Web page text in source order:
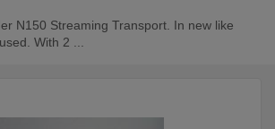
N150 Streaming Transport. In new like
With 2 ...